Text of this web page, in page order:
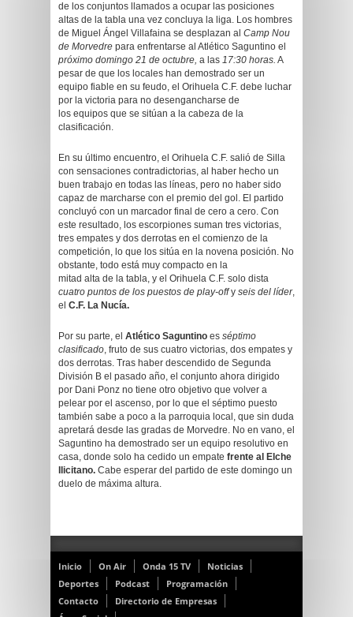
de los conjuntos llamados a ocupar las posiciones
altas de la tabla una vez concluya la liga. Los hombres
de Miguel Ángel Villafaina se desplazan al Camp Nou
de Morvedre para enfrentarse al Atlético Saguntino el
próximo domingo 21 de octubre, a las 17:30 horas. A
pesar de que los locales han demostrado ser un
equipo fiable en su feudo, el Orihuela C.F. debe luchar
por la victoria para no desengancharse de
los equipos que se sitúan a la cabeza de la
clasificación.
En su último encuentro, el Orihuela C.F. salió de Silla
con sensaciones contradictorias, al haber hecho un
buen trabajo en todas las líneas, pero no haber sido
capaz de marcharse con el premio del gol. El partido
concluyó con un marcador final de cero a cero. Con
este resultado, los escorpiones suman tres victorias,
tres empates y dos derrotas en el comienzo de la
competición, lo que los sitúa en la novena posición. No
obstante, todo está muy compacto en la
mitad alta de la tabla, y el Orihuela C.F. solo dista
cuatro puntos de los puestos de play-offy seis del líder,
el C.F. La Nucía.
Por su parte, el Atlético Saguntino es séptimo
clasificado, fruto de sus cuatro victorias, dos empates y
dos derrotas. Tras haber descendido de Segunda
División B el pasado año, el conjunto ahora dirigido
por Dani Ponz no tiene otro objetivo que volver a
pelear por el ascenso, por lo que el séptimo puesto
también sabe a poco a la parroquia local, que sin duda
apretará desde las gradas de Morvedre. No en vano, el
Saguntino ha demostrado ser un equipo resolutivo en
casa, donde solo ha cedido un empate frente al Elche
Ilicitano. Cabe esperar del partido de este domingo un
duelo de máxima altura.
Inicio On Air Onda 15 TV
Noticias
Deportes
Podcast
Programación
Contacto
Directorio de Empresas